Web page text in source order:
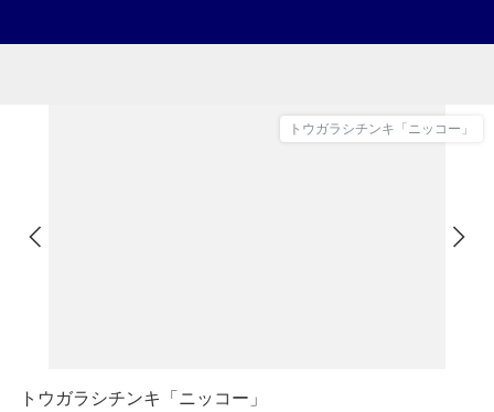
トウガラシチンキ「ニッコー」
トウガラシチンキ「ニッコー」